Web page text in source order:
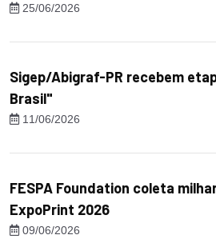
25/06/2026
Sigep/Abigraf-PR recebem
Brasil"
11/06/2026
FESPA Foundation coleta
ExpoPrint 2026
09/06/2026